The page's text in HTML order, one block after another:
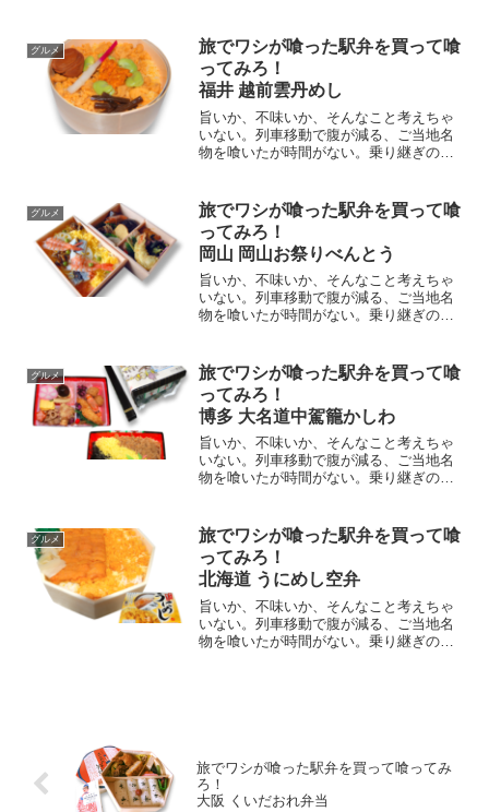
大阪人の欲張り感が満載の駅弁だ。パッ
ケージには、くいだおれ太郎があしらわ
れている。
グルメ
旅でワシが喰った駅弁を買って喰
ってみろ！
福井 越前雲丹めし
旨いか、不味いか、そんなこと考えちゃ
いない。列車移動で腹が減る、ご当地名
物を喰いたが時間がない。乗り継ぎの隙
販売もこの発売期間だけだ。旬の間に福
井に行って、是非、ご賞味あれ！
グルメ
旅でワシが喰った駅弁を買って喰
ってみろ！
岡山 岡山お祭りべんとう
旨いか、不味いか、そんなこと考えちゃ
いない。列車移動で腹が減る、ご当地名
物を喰いたが時間がない。乗り継ぎの隙
段には「祭すし」、海鮮ちらし寿司。も
ちろん、ママカリも入っている。上の段
は、おかずが色々！
グルメ
旅でワシが喰った駅弁を買って喰
ってみろ！
博多 大名道中駕籠かしわ
旨いか、不味いか、そんなこと考えちゃ
いない。列車移動で腹が減る、ご当地名
物を喰いたが時間がない。乗り継ぎの隙
をイメージされている。内容は名物「東
筑軒のかしわめし」に、たっぷりとおか
ずが入っている。酒の友にもなる駅弁
だ。
グルメ
旅でワシが喰った駅弁を買って喰
ってみろ！
北海道 うにめし空弁
旨いか、不味いか、そんなこと考えちゃ
いない。列車移動で腹が減る、ご当地名
物を喰いたが時間がない。乗り継ぎの隙
旅でワシが喰った駅弁を買って喰ってみ
ろ！
大阪 くいだおれ弁当